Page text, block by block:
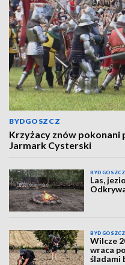
BYDGOSZCZ
Krzyżacy znów pokonani
Jarmark Cysterski
BYDGOSZCZ
Las,
BYDGOSZCZ
Wilcze
wraca
śladami